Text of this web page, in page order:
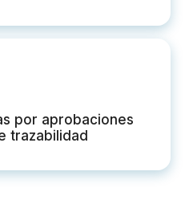
por aprobaciones
trazabilidad